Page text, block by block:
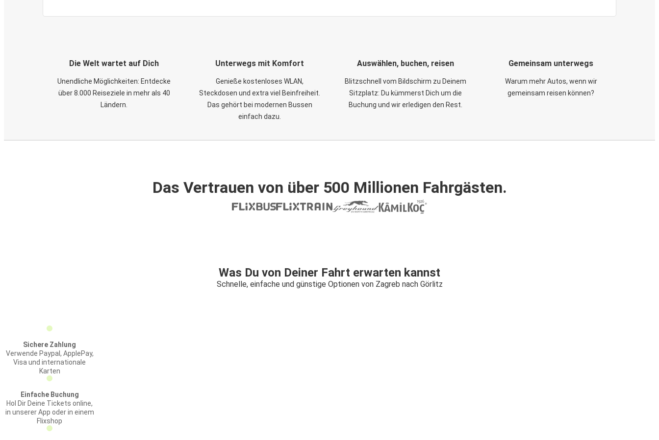
Die Welt wartet auf Dich
Unendliche Möglichkeiten: Entdecke
über 8.000 Reiseziele in mehr als 40
Ländern.
Unterwegs mit Komfort
Genieße kostenloses WLAN,
Steckdosen und extra viel Beinfreiheit.
Das gehört bei modernen Bussen
einfach dazu.
Auswählen, buchen, reisen
Blitzschnell vom Bildschirm zu Deinem
Sitzplatz: Du kümmerst Dich um die
Buchung und wir erledigen den Rest.
Gemeinsam unterwegs
Warum mehr Autos, wenn wir
gemeinsam reisen können?
Das Vertrauen von über 500 Millionen Fahrgästen.
Was Du von Deiner Fahrt erwarten kannst
Schnelle, einfache und günstige Optionen von Zagreb nach Görlitz
Sichere Zahlung
Verwende Paypal, ApplePay,
Visa und internationale
Karten
Einfache Buchung
Hol Dir Deine Tickets online,
in unserer App oder in einem
Flixshop